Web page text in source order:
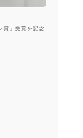
賞」受賞を記念